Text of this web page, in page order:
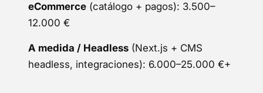
eCommerce (catálogo + pagos): 3.500–
12.000 €
A medida / Headless (Next.js + CMS
headless, integraciones): 6.000–25.000 €+